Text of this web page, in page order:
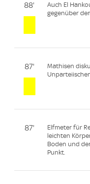
88'
Auch El
gegenüber
87'
Mathisen
87'
Elfmeter für
leichten
Boden und
Punkt.